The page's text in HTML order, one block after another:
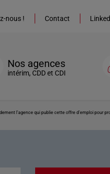
nous ! Contact
Nos agences
intérim, CDD et CDI
l’agence qui publie cette offre d’emploi pour